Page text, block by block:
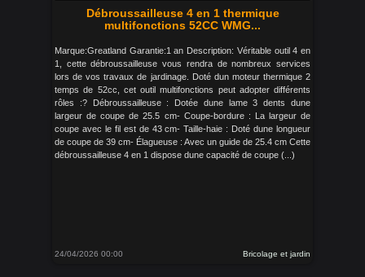
Débroussailleuse 4 en 1 thermique
multifonctions 52CC WMG...
Marque:Greatland Garantie:1 an Description: Véritable outil 4 en
1, cette débroussailleuse vous rendra de nombreux services
lors de vos travaux de jardinage. Doté dun moteur thermique 2
temps de 52cc, cet outil multifonctions peut adopter différents
rôles :? Débroussailleuse : Dotée dune lame 3 dents dune
largeur de coupe de 25.5 cm- Coupe-bordure : La largeur de
coupe avec le fil est de 43 cm- Taille-haie : Doté dune longueur
de coupe de 39 cm- Élagueuse : Avec un guide de 25.4 cm Cette
débroussailleuse 4 en 1 dispose dune capacité de coupe (...)
24/04/2026 00:00 Bricolage et jardin